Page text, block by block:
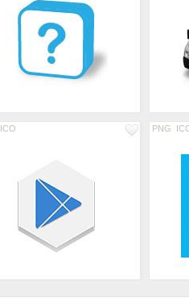
ICO PNG